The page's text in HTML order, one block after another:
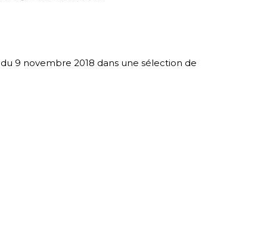
9 novembre 2018 dans une sélection de